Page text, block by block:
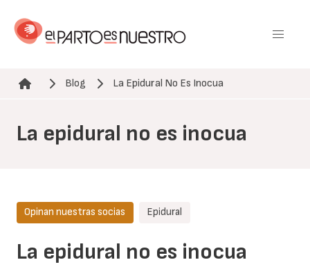
contenido
Ruta de navegación
Blog La Epidural No Es Inocua
La epidural no es inocua
La epidural no es inocua
Opinan nuestras socias Epidural